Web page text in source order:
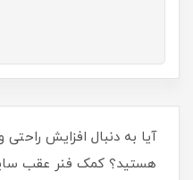
آیا به دنبال افزایش راحتی
هستید؟ کمک فنر عقب